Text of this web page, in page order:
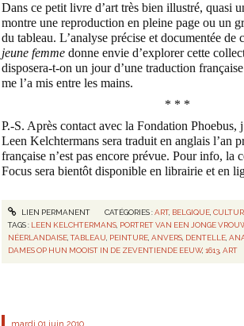
Dans ce petit livre d’art très bien illustré, quasi
montre une reproduction en pleine page ou un
du tableau. L’analyse précise et documentée de
jeune femme donne envie d’explorer cette
disposera-t-on un jour d’une traduction
me l’a mis entre les mains.
* * *
P.-S. Après contact avec la Fondation Phoebus,
Leen Kelchtermans sera traduit en anglais l’an
française n’est pas encore prévue. Pour info, la
Focus sera bientôt disponible en librairie et en
LIEN PERMANENT CATÉGORIES :ART, BELGIQUE,
TAGS : LEEN KELCHTERMANS PORTRET VAN EEN JONGE
NÉERLANDAISE ,TABLEAU PEINTURE ,ANVERS DENTELLE ,
DAMES OP HUN MOOIST IN DE ZEVENTIENDE EEUW,1613 ,ART
mardi 01 juin 2010